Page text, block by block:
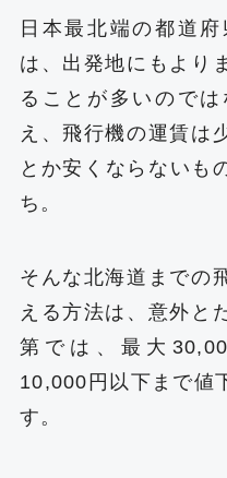
日本最北端の都道
は、出発地にもより
ることが多いので
え、飛行機の運賃は
とか安くならない
ち。
そんな北海道までの
える方法は、意外と
第では、最大
10,000円以下まで値
す。